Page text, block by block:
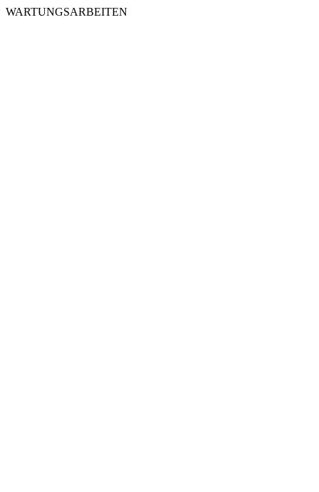
WARTUNGSARBEITEN